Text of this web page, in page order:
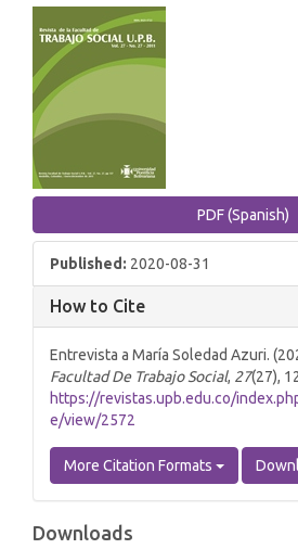
Article
Sidebar
PDF (Spanish)
Published: 2020-08-31
How to Cite
Entrevista a María Soledad Azuri.
Facultad De Trabajo Social, 27(27),
https://revistas.upb.edu.co/
e/view/2572
More Citation Formats
Downloads